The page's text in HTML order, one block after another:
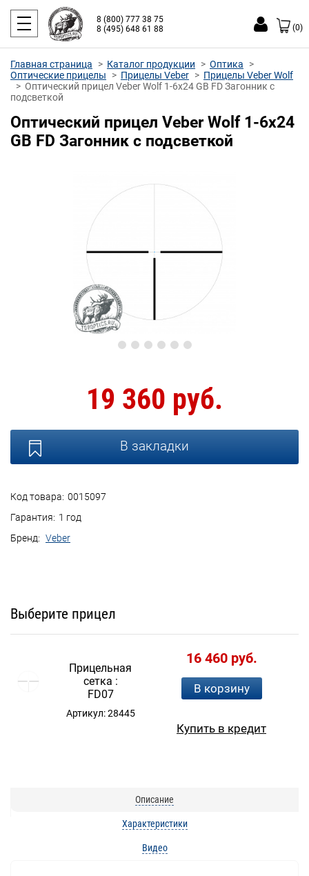
8 (800) 777 38 75
8 (495) 648 61 88
(0)
Главная страница Каталог продукции
Оптика
Оптические прицелы
Прицелы Veber
Прицелы Veber Wolf
Оптический прицел Veber Wolf 1-6x24 GB FD Загонник с
подсветкой
Оптический прицел Veber Wolf 1-6x24
GB FD Загонник с подсветкой
Код товара: 0015097
Гарантия: 1 год
Бренд: Veber
19 360 руб.
В закладки
Выберите прицел
Прицельная
сетка :
FD07
Артикул: 28445
16 460 руб.
В корзину
Купить в кредит
Описание
Характеристики
Видео